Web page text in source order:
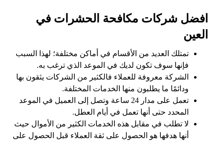
افضل شركات مكافحة الحشرات في
العين
تمتلك العديد من الأقسام في أماكن مختلفة؛ لهذا السبب
فإنها سوف تكون لديك في الموعد الذي ترغب به.
الشركة معروفة للعملاء فالكثير من الشركات يثقون بها
ودائمًا ما يطلبون منها الخدمات المختلفة.
تعمل على مدار 24 ساعة وتصل إلى العميل في الموعد
المحدد حتى أنها تعمل في أيام العطل.
لا تطلب في مقابل هذه الخدمات الكثير من الأموال حيث
أنها هدفها هو الحصول على ثقة العملاء قبل الحصول على